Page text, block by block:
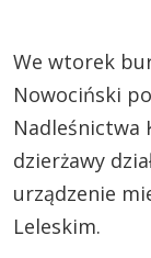
We wtorek
Nowociński
Nadleśnictwa
dzierżawy
urządzenie
Leleskim.